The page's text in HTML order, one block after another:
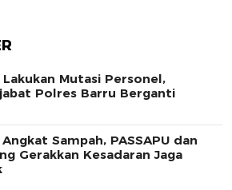
Mutasi Personel,
Polres Barru Berganti
Sampah, PASSAPU dan
Gerakkan Kesadaran Jaga